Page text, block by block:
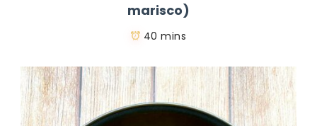
marisco)
40 mins